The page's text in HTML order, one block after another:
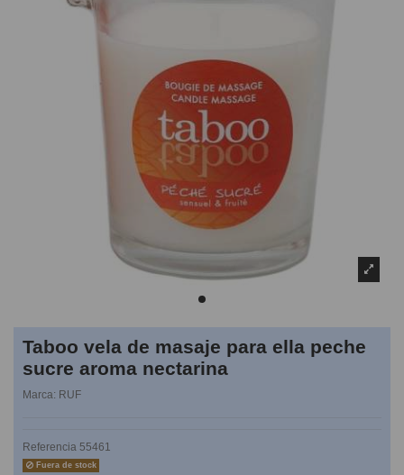
Taboo vela de masaje para ella peche
sucre aroma nectarina
Marca: RUF
Referencia 55461
Fuera de stock